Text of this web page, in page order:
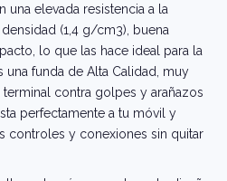
una elevada resistencia a la
(1,4 g/cm3), buena
lo que las hace ideal para la
funda de Alta Calidad, muy
contra golpes y arañazos
perfectamente a tu móvil y
controles y conexiones sin quitar